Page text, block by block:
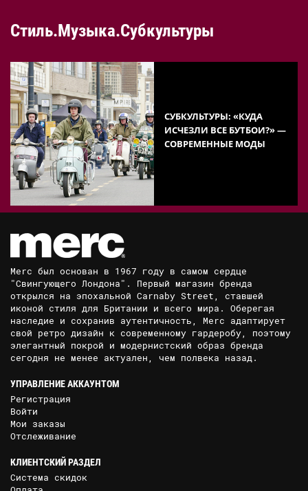
Стиль.Музыка.Субкультуры
СУБКУЛЬТУРЫ: «КУДА
ИСЧЕЗЛИ ВСЕ БУТБОИ?» —
СОВРЕМЕННЫЕ МОДЫ
Merc был основан в 1967 году в самом сердце
"Свингующего Лондона". Первый магазин бренда
открылся на эпохальной Carnaby Street, ставшей
иконой стиля для Британии и всего мира. Оберегая
наследие и сохранив аутентичность, Merc адаптирует
свой ретро дизайн к современному гардеробу, поэтому
элегантный покрой и модернистский образ бренда
сегодня не менее актуален, чем полвека назад.
УПРАВЛЕНИЕ АККАУНТОМ
Регистрация
Войти
Мои заказы
Отслеживание
КЛИЕНТСКИЙ РАЗДЕЛ
Система скидок